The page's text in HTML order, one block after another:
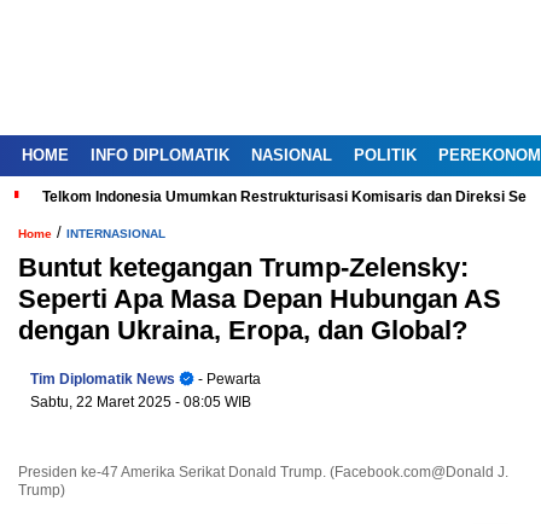
HOME INFO DIPLOMATIK NASIONAL POLITIK
Telkom Indonesia Umumkan Restrukturisasi Komisaris dan Direksi
Home / INTERNASIONAL
Buntut ketegangan Trump-Zelensky:
Seperti Apa Masa Depan Hubungan AS
dengan Ukraina, Eropa, dan Global?
Tim Diplomatik News
- Pewarta
Sabtu, 22 Maret 2025 - 08:05 WIB
Presiden ke-47 Amerika Serikat Donald Trump. (Facebook.com@Donald J.
Trump)